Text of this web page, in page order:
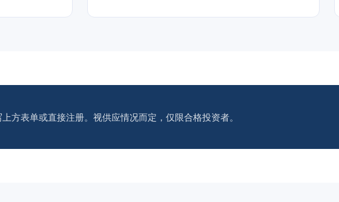
方表单或直接注册。视供应情况而定，仅限合格投资者。